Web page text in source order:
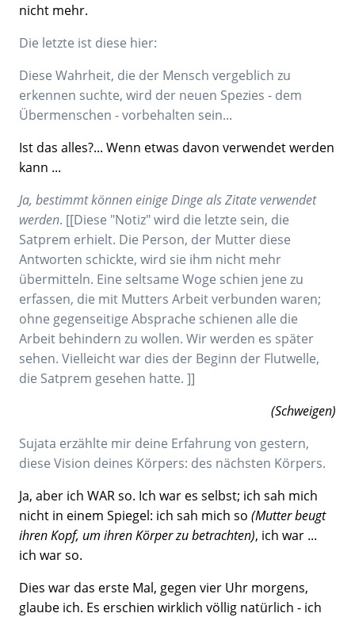
nicht mehr.
Die letzte ist diese hier:
Diese Wahrheit, die der Mensch vergeblich zu
erkennen suchte, wird der neuen Spezies - dem
Übermenschen - vorbehalten sein...
Ist das alles?... Wenn etwas davon verwendet werden
kann ...
Ja, bestimmt können einige Dinge als Zitate verwendet
werden. [[Diese "Notiz" wird die letzte sein, die
Satprem erhielt. Die Person, der Mutter diese
Antworten schickte, wird sie ihm nicht mehr
übermitteln. Eine seltsame Woge schien jene zu
erfassen, die mit Mutters Arbeit verbunden waren;
ohne gegenseitige Absprache schienen alle die
Arbeit behindern zu wollen. Wir werden es später
sehen. Vielleicht war dies der Beginn der Flutwelle,
die Satprem gesehen hatte. ]]
(Schweigen)
Sujata erzählte mir deine Erfahrung von gestern,
diese Vision deines Körpers: des nächsten Körpers.
Ja, aber ich WAR so. Ich war es selbst; ich sah mich
nicht in einem Spiegel: ich sah mich so (Mutter beugt
ihren Kopf, um ihren Körper zu betrachten), ich war ...
ich war so.
Dies war das erste Mal, gegen vier Uhr morgens,
glaube ich. Es erschien wirklich völlig natürlich - ich